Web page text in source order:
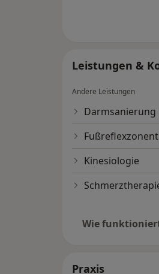
Leistungen &
Andere Leistungen
Darmsanierung
Kinesiologie
Wie
Praxis